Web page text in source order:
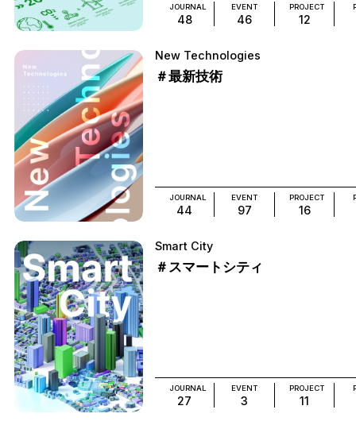
JOURNAL
48
EVENT
46
PROJECT
12
New Technologies
＃最新技術
JOURNAL
44
EVENT
97
PROJECT
16
Smart City
＃スマートシティ
JOURNAL
27
EVENT
3
PROJECT
11